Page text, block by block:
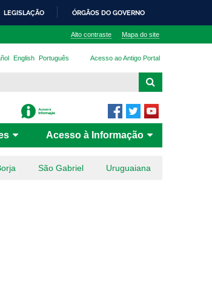
LEGISLAÇÃO ÓRGÃOS DO GOVERNO
Alto contraste Mapa do site
Português
English Acesso ao Antigo Portal
Acesso à Informação
São Gabriel Uruguaiana